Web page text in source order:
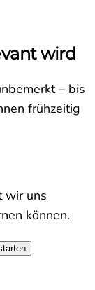
wird
– bis
frühzeitig
wir uns
können.
→